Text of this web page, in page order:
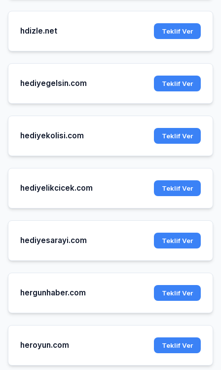
hdizle.net Teklif Ver
hediyegelsin.com Teklif Ver
hediyekolisi.com Teklif Ver
hediyelikcicek.com Teklif Ver
hediyesarayi.com Teklif Ver
hergunhaber.com Teklif Ver
heroyun.com Teklif Ver